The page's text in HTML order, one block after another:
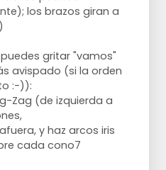
los brazos giran a
gritar "vamos"
avispado (si la orden
:-)):
Zag (de izquierda a
y haz arcos iris
cada cono7